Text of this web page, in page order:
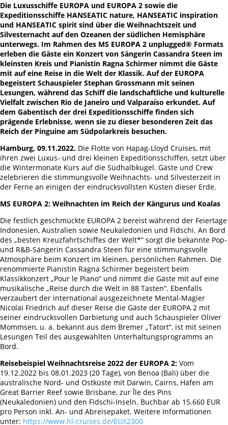
Die Luxusschiffe EUROPA und EUROPA 2 sowie die
Expeditionsschiffe HANSEATIC nature, HANSEATIC inspiration
und HANSEATIC spirit sind über die Weihnachtszeit und
Silvesternacht auf den Ozeanen der südlichen Hemisphäre
unterwegs. Im Rahmen des MS EUROPA 2 unplugged® Formats
erleben die Gäste ein Konzert von Sängerin Cassandra Steen im
kleinsten Kreis und Pianistin Ragna Schirmer nimmt die Gäste
mit auf eine Reise in die Welt der Klassik. Auf der EUROPA
begeistert Schauspieler Stephan Grossmann mit seinen
Lesungen, während das Schiff die landschaftliche und kulturelle
Vielfalt zwischen Rio de Janeiro und Valparaíso erkundet. Auf
dem Gabentisch der drei Expeditionsschiffe finden sich
prägende Erlebnisse, wenn sie zu dieser besonderen Zeit das
Reich der Pinguine am Südpolarkreis besuchen.
Hamburg, 09.11.2022. Die Flotte von Hapag-Lloyd Cruises, mit
ihren zwei Luxus- und drei kleinen Expeditionsschiffen, setzt über
die Wintermonate Kurs auf die Südhalbkugel. Gäste und Crew
zelebrieren die stimmungsvolle Weihnachts- und Silvesterzeit in
der Ferne an einigen der eindrucksvollsten Küsten dieser Erde.
MS EUROPA 2: Weihnachten im Reich der Kängurus und Koalas
Die festlich geschmückte EUROPA 2 bereist während der Feiertage
Indonesien, Australien sowie Neukaledonien und Fidschi. An Bord
des „besten Kreuzfahrtschiffes der Welt*“ sorgt die bekannte Pop-
und R&B-Sängerin Cassandra Steen für eine stimmungsvolle
Atmosphäre beim Konzert im kleinen, persönlichen Rahmen. Die
renommierte Pianistin Ragna Schirmer begeistert beim
Klassikkonzert „Pour le Piano“ und nimmt die Gäste mit auf eine
musikalische „Reise durch die Welt in 88 Tasten“. Ebenfalls
verzaubert der international ausgezeichnete Mental-Magier
Nicolai Friedrich auf dieser Reise die Gäste der EUROPA 2 mit
seiner eindrucksvollen Darbietung und auch Schauspieler Oliver
Mommsen, u. a. bekannt aus dem Bremer „Tatort“, ist mit seinen
Lesungen Teil des ausgewählten Unterhaltungsprogramms an
Bord.
Reisebeispiel Weihnachtsreise 2022 der EUROPA 2: Vom
19.12.2022 bis 08.01.2023 (20 Tage), von Benoa (Bali) über die
australische Nord- und Ostküste mit Darwin, Cairns, Häfen am
Great Barrier Reef sowie Brisbane, zur Île des Pins
(Neukaledonien) und den Fidschi-Inseln. Buchbar ab 15.660 EUR
pro Person inkl. An- und Abreisepaket. Weitere Informationen
unter: https://www.hl-cruises.de/EUX2300